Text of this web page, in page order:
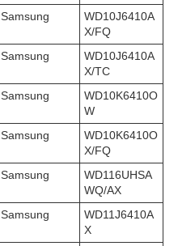
Samsung
WD10J6410A
X/FQ
Samsung
WD10J6410A
X/TC
Samsung
WD10K6410O
W
Samsung
WD10K6410O
X/FQ
Samsung
WD116UHSA
WQ/AX
Samsung
WD11J6410A
X